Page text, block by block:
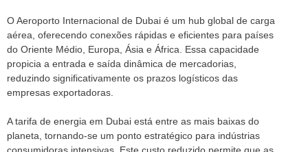
O Aeroporto Internacional de Dubai é um hub global de carga
aérea, oferecendo conexões rápidas e eficientes para países
do Oriente Médio, Europa, Ásia e África. Essa capacidade
propicia a entrada e saída dinâmica de mercadorias,
reduzindo significativamente os prazos logísticos das
empresas exportadoras.
A tarifa de energia em Dubai está entre as mais baixas do
planeta, tornando-se um ponto estratégico para indústrias